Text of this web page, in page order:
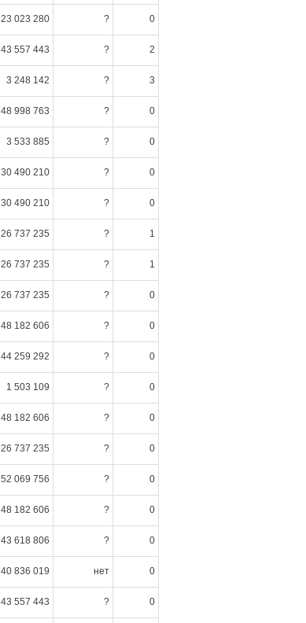
23 023 280 ? 0
43 557 443 ? 2
3 248 142 ? 3
48 998 763 ? 0
3 533 885 ? 0
30 490 210 ? 0
30 490 210 ? 0
26 737 235 ? 1
26 737 235 ? 1
26 737 235 ? 0
48 182 606 ? 0
44 259 292 ? 0
1 503 109 ? 0
48 182 606 ? 0
26 737 235 ? 0
52 069 756 ? 0
48 182 606 ? 0
43 618 806 ? 0
40 836 019 нет 0
43 557 443 ? 0